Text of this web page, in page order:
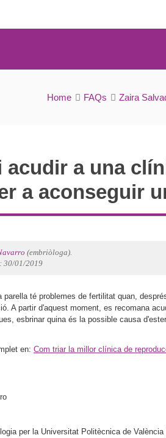
Home FAQs Zaira
acudir a una
a aconseguir
(embriòloga).
30/01/2019
parella té problemes de fertilitat quan,
A partir d'aquest moment, es recomana
esbrinar quina és la possible causa
en: Com triar la millor clínica de
per la Universitat Politècnica de